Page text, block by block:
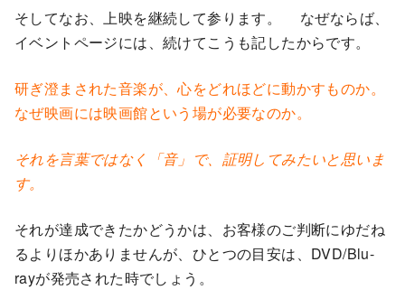
そしてなお、上映を継続して参ります。 なぜならば、
イベントページには、続けてこうも記したからです。
研ぎ澄まされた音楽が、心をどれほどに動かすものか。
なぜ映画には映画館という場が必要なのか。
それを言葉ではなく「音」で、証明してみたいと思いま
す。
それが達成できたかどうかは、お客様のご判断にゆだね
るよりほかありませんが、ひとつの目安は、DVD/Blu-
rayが発売された時でしょう。